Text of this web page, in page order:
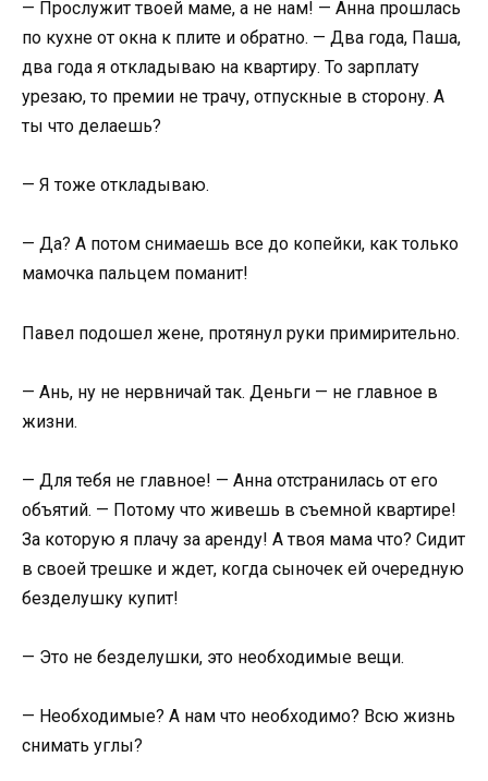
— Прослужит твоей маме, а не нам! — Анна прошлась
по кухне от окна к плите и обратно. — Два года, Паша,
два года я откладываю на квартиру. То зарплату
урезаю, то премии не трачу, отпускные в сторону. А
ты что делаешь?
— Я тоже откладываю.
— Да? А потом снимаешь все до копейки, как только
мамочка пальцем поманит!
Павел подошел жене, протянул руки примирительно.
— Ань, ну не нервничай так. Деньги — не главное в
жизни.
— Для тебя не главное! — Анна отстранилась от его
объятий. — Потому что живешь в съемной квартире!
За которую я плачу за аренду! А твоя мама что? Сидит
в своей трешке и ждет, когда сыночек ей очередную
безделушку купит!
— Это не безделушки, это необходимые вещи.
— Необходимые? А нам что необходимо? Всю жизнь
снимать углы?